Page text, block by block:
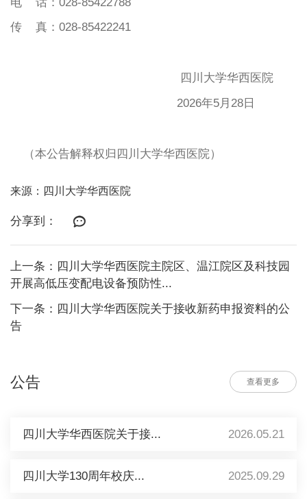
传 真：028-85422241
四川大学华西医院
2026年5月28日
（本公告解释权归四川大学华西医院）
来源：四川大学华西医院
分享到：
上一条：四川大学华西医院主院区、温江院区及科技园
开展高低压变配电设备预防性...
下一条：四川大学华西医院关于接收新药申报资料的公
告
公告 查看更多
四川大学华西医院关于接... 2026.05.21
四川大学130周年校庆... 2025.09.29